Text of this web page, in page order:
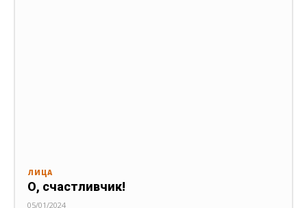
ЛИЦА
О, счастливчик!
05/01/2024